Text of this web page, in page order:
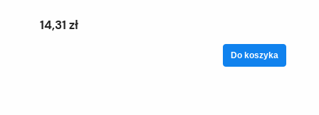
14,31 zł
Do koszyka